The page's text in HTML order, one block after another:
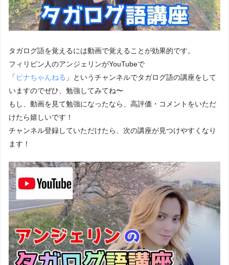
タガログ語を覚えるには動画で覚えることが効果的です。
フィリピン人のアンジェリンがYouTubeで
「 ピナちゃんねる 」というチャンネルでタガログ語の講座をして
いますのでぜひ、勉強してみてね〜
もし、動画を見て勉強になったなら、高評価・コメントをいただ
けたら嬉しいです！
チャンネル登録していただけたら、次の講座が見つけやすくなり
ます！